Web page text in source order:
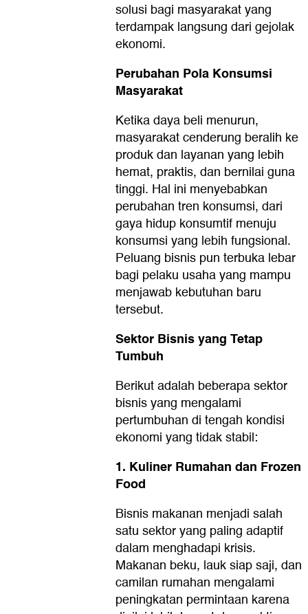
solusi bagi masyarakat yang
terdampak langsung dari gejolak
ekonomi.
Perubahan Pola Konsumsi
Masyarakat
Ketika daya beli menurun,
masyarakat cenderung beralih ke
produk dan layanan yang lebih
hemat, praktis, dan bernilai guna
tinggi. Hal ini menyebabkan
perubahan tren konsumsi, dari
gaya hidup konsumtif menuju
konsumsi yang lebih fungsional.
Peluang bisnis pun terbuka lebar
bagi pelaku usaha yang mampu
menjawab kebutuhan baru
tersebut.
Sektor Bisnis yang Tetap
Tumbuh
Berikut adalah beberapa sektor
bisnis yang mengalami
pertumbuhan di tengah kondisi
ekonomi yang tidak stabil:
1. Kuliner Rumahan dan Frozen
Food
Bisnis makanan menjadi salah
satu sektor yang paling adaptif
dalam menghadapi krisis.
Makanan beku, lauk siap saji, dan
camilan rumahan mengalami
peningkatan permintaan karena